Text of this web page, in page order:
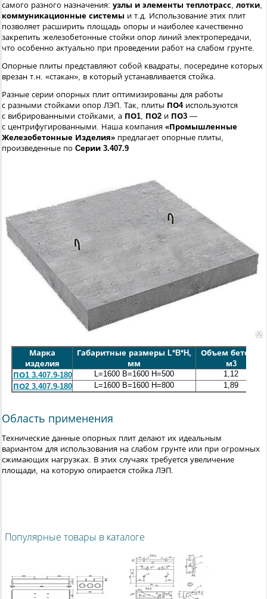
самого разного назначения: узлы и элементы теплотрасс лотки
коммуникационные системы и т.д. Использование этих плит
позволяет расширить площадь опоры и наиболее качественно
закрепить железобетонные стойки опор линий электропередачи,
что особенно актуально при проведении работ на слабом грунте.
Опорные плиты представляют собой квадраты, посередине которых
врезан т.н. «стакан», в который устанавливается стойка.
Разные серии опорных плит оптимизированы для работы
с разными стойками опор ЛЭП. Так, плиты ПО4используются
с вибрированными стойками, а ПО1 ПО2 и ПО3 —
с центрифугированными. Наша компания «Промышленные
Железобетонные Изделия» предлагает опорные плиты,
произведенные по Cерии 3.407.9
Марка
изделия
Габаритные размеры L*B*H,
мм
Объем бетона,
м3
ПО1 3.407.9-180
L=1600 B=1600 H=500
1,12
ПО2 3.407.9-180
L=1600 B=1600 H=800 1,89
Область применения
Технические данные опорных плит делают их идеальным
вариантом для использования на слабом грунте или при огромных
сжимающих нагрузках. В этих случаях требуется увеличение
площади, на которую опирается стойка ЛЭП.
Популярные товары в каталоге